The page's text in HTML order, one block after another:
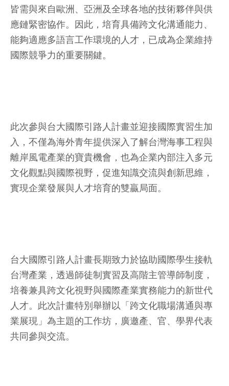
皆需與來自歐洲、亞洲及全球各地的技術夥伴與供
應鏈緊密協作。因此，培育具備跨文化溝通能力、
能夠適應多語言工作環境的人才，已成為企業維持
國際競爭力的重要關鍵。
此次參與台大國際引路人計畫並迎接國際實習生加
入，不僅為海外青年提供深入了解台灣海事工程與
離岸風電產業的寶貴機會，也為企業內部注入多元
文化觀點與國際視野，促進知識交流與創新思維，
實現企業發展與人才培育的雙贏局面。
台大國際引路人計畫長期致力於協助國際學生接軌
台灣產業，透過師徒制實習及高階主管導師制度，
培養兼具跨文化視野與國際產業實務能力的新世代
人才。此次計畫特別舉辦以「跨文化職場溝通與專
業展現」為主題的工作坊，廣邀產、官、學界代表
共同參與交流。